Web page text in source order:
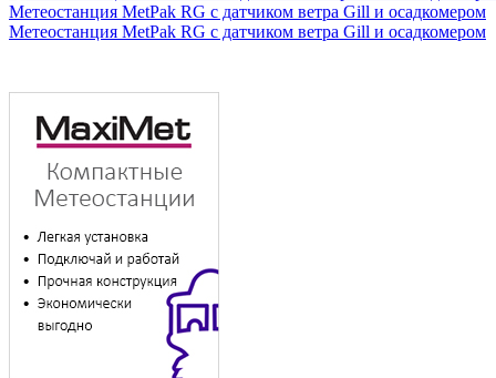
Метеостанция MetPak RG с датчиком ветра Gill и осадкомером
Метеостанция MetPak RG с датчиком ветра Gill и осадкомером